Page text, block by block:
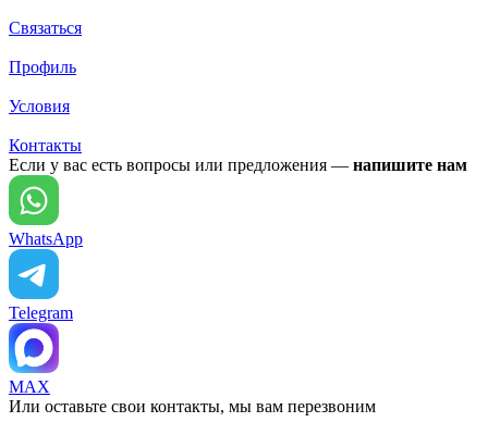
Связаться
Профиль
Условия
Контакты
Если у вас есть вопросы или предложения — напишите нам
WhatsApp
Telegram
MAX
Или оставьте свои контакты, мы вам перезвоним